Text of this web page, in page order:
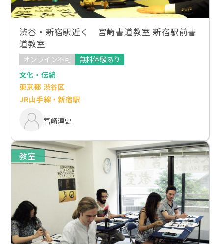
渋谷・新宿駅近く 宮崎書道教室 新宿駅前書
道教室
オンライン不可
無料体験あり
文化・伝統
東京都 渋谷区
JR山手線・新宿駅
宮崎淳史
教室